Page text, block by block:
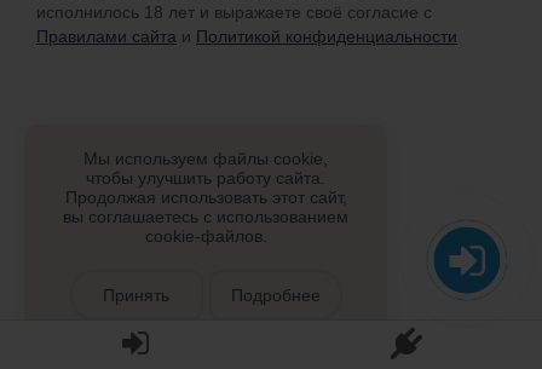
исполнилось 18 лет и выражаете своё согласие с
Правилами сайта и Политикой конфиденциальности
Мы используем файлы cookie,
чтобы улучшить работу сайта.
Продолжая использовать этот сайт,
вы соглашаетесь с использованием
cookie-файлов.
Принять Подробнее